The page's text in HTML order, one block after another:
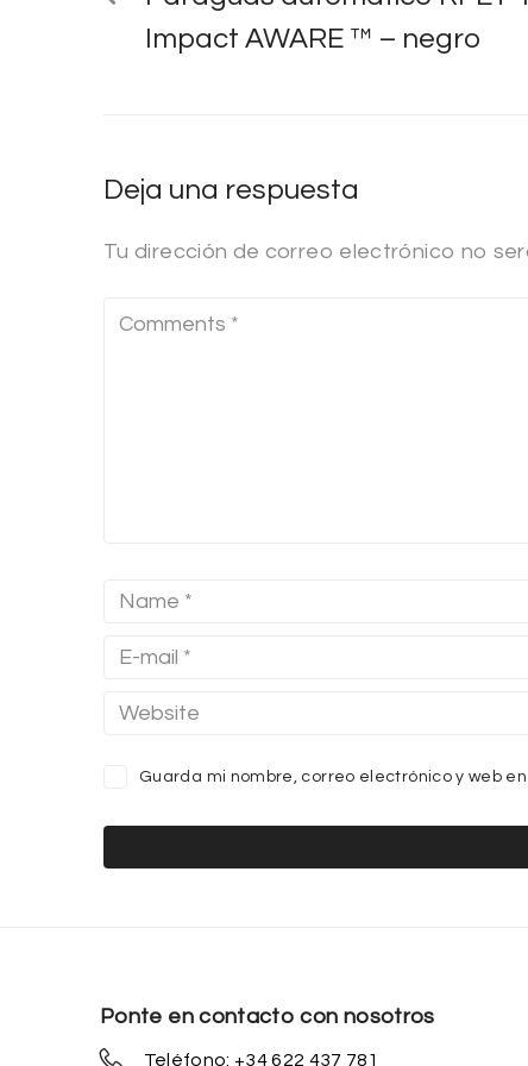
Impact AWARE ™ – negro
Deja una respuesta
Tu dirección de correo electrónico no
Guarda mi nombre, correo electrónico y web
Ponte en contacto con nosotros
Teléfono: +34 622 437 781